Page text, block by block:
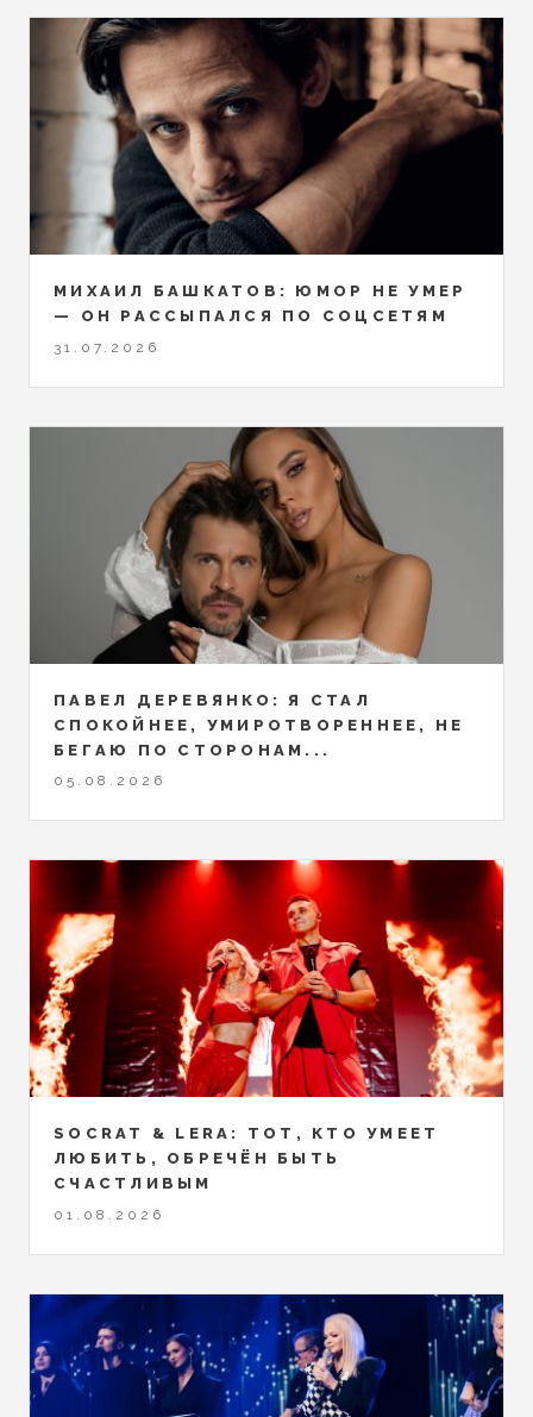
МИХАИЛ БАШКАТОВ: ЮМОР НЕ УМЕР
— ОН РАССЫПАЛСЯ ПО СОЦСЕТЯМ
31.07.2026
ПАВЕЛ ДЕРЕВЯНКО: Я СТАЛ
СПОКОЙНЕЕ, УМИРОТВОРЕННЕЕ, НЕ
БЕГАЮ ПО СТОРОНАМ...
05.08.2026
SOCRAT & LERA: ТОТ, КТО УМЕЕТ
ЛЮБИТЬ, ОБРЕЧЁН БЫТЬ
СЧАСТЛИВЫМ
01.08.2026